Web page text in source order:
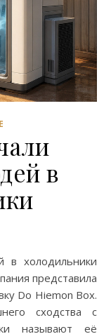
в
представила
Do Hiemon Box.
сходства с
называют её